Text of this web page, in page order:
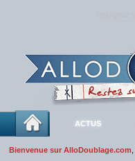
ACTUS
Bienvenue sur AlloDoublage.com